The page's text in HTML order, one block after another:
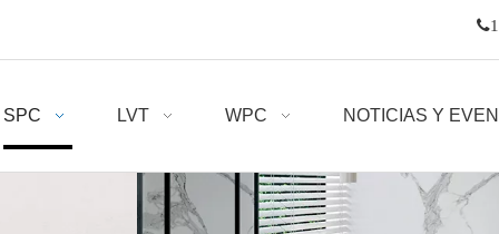

SPC LVT WPC NOTICIAS Y